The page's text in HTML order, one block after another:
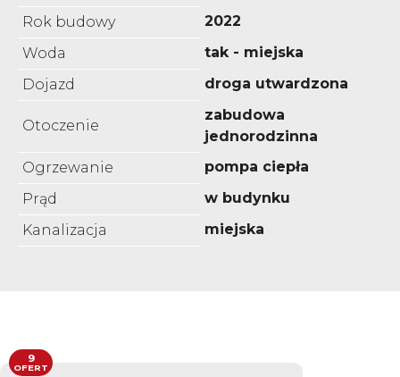
Rok budowy
2022
Woda
tak - miejska
Dojazd
droga utwardzona
Otoczenie
zabudowa
jednorodzinna
Ogrzewanie
pompa ciepła
Prąd
w budynku
Kanalizacja
miejska
9
OFERT